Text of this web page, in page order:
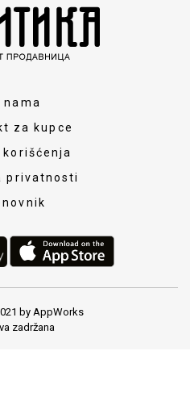
nama
za kupce
korišćenja
privatnosti
by AppWorks
zadržana